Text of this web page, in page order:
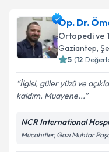
Op. Dr.
Ortopedi ve
Gaziantep,
5 (12
İlgisi, güler yüzü ve
kaldım. Muayene...
NCR International
Mücahitler, Gazi Muhtar